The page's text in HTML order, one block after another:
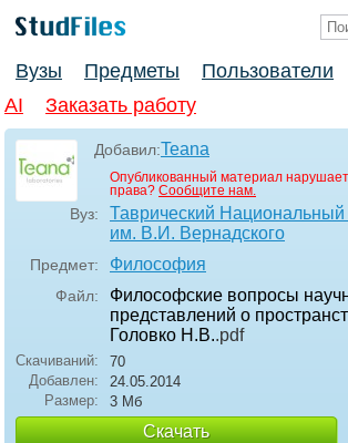
Вузы Предметы Пользователи
AI
Заказать работу
Добавил:Teana
Опубликованный материал
права? Сообщите нам.
Вуз:
Таврический Национальный
им. В.И. Вернадского
Предмет: Философия
Файл:
Философские вопросы
представлений о
Головко Н.В..pdf
Скачиваний:
70
Добавлен:
24.05.2014
Размер:
3 Мб
Скачать